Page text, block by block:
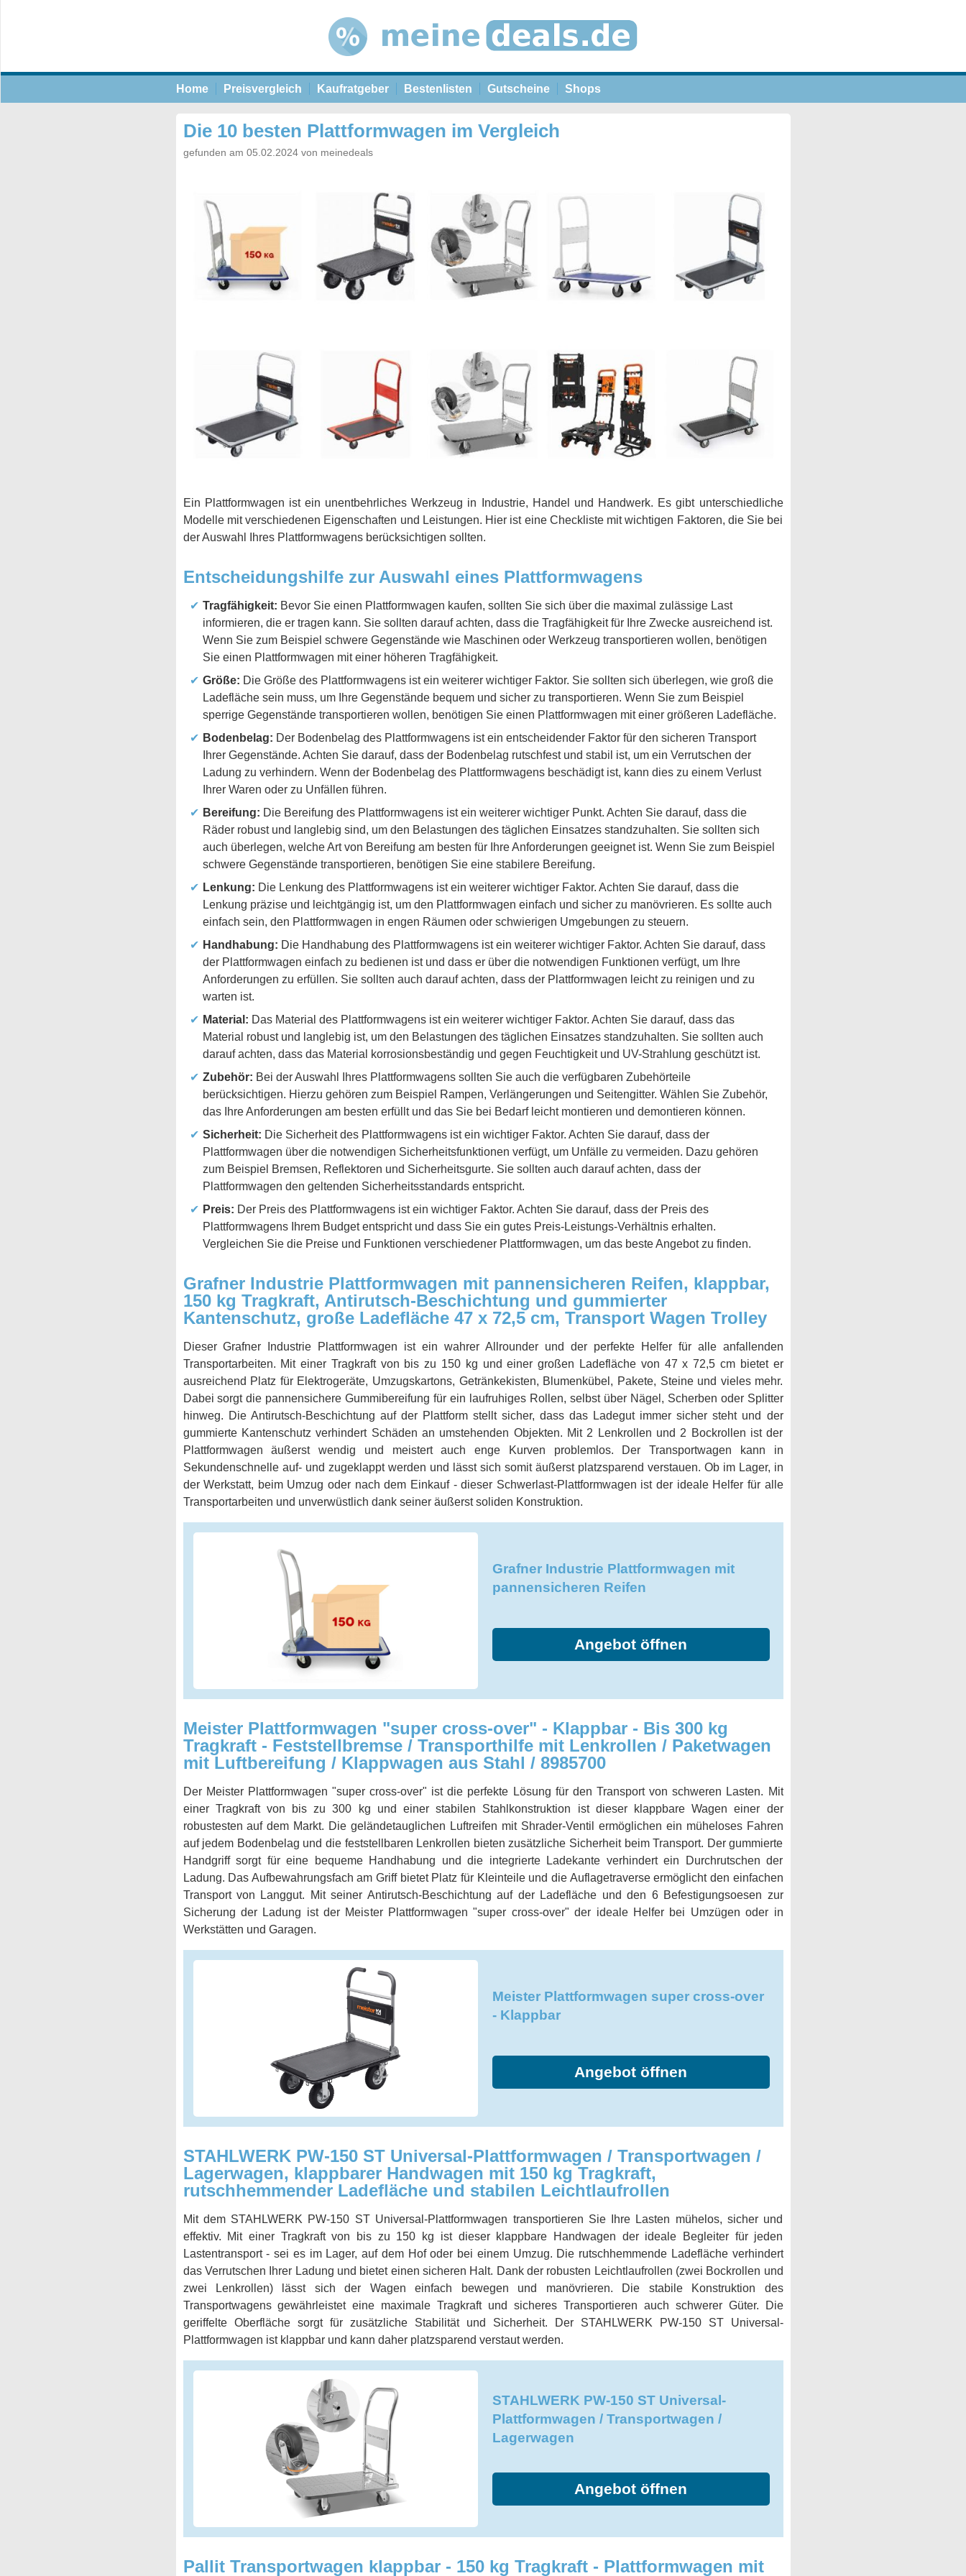
Home Preisvergleich Kaufratgeber Bestenlisten Gutscheine Shops
Die 10 besten Plattformwagen im Vergleich
gefunden am 05.02.2024 von meinedeals
Ein Plattformwagen ist ein unentbehrliches Werkzeug in Industrie, Handel und Handwerk. Es gibt unterschiedliche
Modelle mit verschiedenen Eigenschaften und Leistungen. Hier ist eine Checkliste mit wichtigen Faktoren, die Sie bei
der Auswahl Ihres Plattformwagens berücksichtigen sollten.
Entscheidungshilfe zur Auswahl eines Plattformwagens
Tragfähigkeit: Bevor Sie einen Plattformwagen kaufen, sollten Sie sich über die maximal zulässige Last
informieren, die er tragen kann. Sie sollten darauf achten, dass die Tragfähigkeit für Ihre Zwecke ausreichend ist.
Wenn Sie zum Beispiel schwere Gegenstände wie Maschinen oder Werkzeug transportieren wollen, benötigen
Sie einen Plattformwagen mit einer höheren Tragfähigkeit.
Größe: Die Größe des Plattformwagens ist ein weiterer wichtiger Faktor. Sie sollten sich überlegen, wie groß die
Ladefläche sein muss, um Ihre Gegenstände bequem und sicher zu transportieren. Wenn Sie zum Beispiel
sperrige Gegenstände transportieren wollen, benötigen Sie einen Plattformwagen mit einer größeren Ladefläche.
Bodenbelag: Der Bodenbelag des Plattformwagens ist ein entscheidender Faktor für den sicheren Transport
Ihrer Gegenstände. Achten Sie darauf, dass der Bodenbelag rutschfest und stabil ist, um ein Verrutschen der
Ladung zu verhindern. Wenn der Bodenbelag des Plattformwagens beschädigt ist, kann dies zu einem Verlust
Ihrer Waren oder zu Unfällen führen.
Bereifung: Die Bereifung des Plattformwagens ist ein weiterer wichtiger Punkt. Achten Sie darauf, dass die
Räder robust und langlebig sind, um den Belastungen des täglichen Einsatzes standzuhalten. Sie sollten sich
auch überlegen, welche Art von Bereifung am besten für Ihre Anforderungen geeignet ist. Wenn Sie zum Beispiel
schwere Gegenstände transportieren, benötigen Sie eine stabilere Bereifung.
Lenkung: Die Lenkung des Plattformwagens ist ein weiterer wichtiger Faktor. Achten Sie darauf, dass die
Lenkung präzise und leichtgängig ist, um den Plattformwagen einfach und sicher zu manövrieren. Es sollte auch
einfach sein, den Plattformwagen in engen Räumen oder schwierigen Umgebungen zu steuern.
Handhabung: Die Handhabung des Plattformwagens ist ein weiterer wichtiger Faktor. Achten Sie darauf, dass
der Plattformwagen einfach zu bedienen ist und dass er über die notwendigen Funktionen verfügt, um Ihre
Anforderungen zu erfüllen. Sie sollten auch darauf achten, dass der Plattformwagen leicht zu reinigen und zu
warten ist.
Material: Das Material des Plattformwagens ist ein weiterer wichtiger Faktor. Achten Sie darauf, dass das
Material robust und langlebig ist, um den Belastungen des täglichen Einsatzes standzuhalten. Sie sollten auch
darauf achten, dass das Material korrosionsbeständig und gegen Feuchtigkeit und UV-Strahlung geschützt ist.
Zubehör: Bei der Auswahl Ihres Plattformwagens sollten Sie auch die verfügbaren Zubehörteile
berücksichtigen. Hierzu gehören zum Beispiel Rampen, Verlängerungen und Seitengitter. Wählen Sie Zubehör,
das Ihre Anforderungen am besten erfüllt und das Sie bei Bedarf leicht montieren und demontieren können.
Sicherheit: Die Sicherheit des Plattformwagens ist ein wichtiger Faktor. Achten Sie darauf, dass der
Plattformwagen über die notwendigen Sicherheitsfunktionen verfügt, um Unfälle zu vermeiden. Dazu gehören
zum Beispiel Bremsen, Reflektoren und Sicherheitsgurte. Sie sollten auch darauf achten, dass der
Plattformwagen den geltenden Sicherheitsstandards entspricht.
Preis: Der Preis des Plattformwagens ist ein wichtiger Faktor. Achten Sie darauf, dass der Preis des
Plattformwagens Ihrem Budget entspricht und dass Sie ein gutes Preis-Leistungs-Verhältnis erhalten.
Vergleichen Sie die Preise und Funktionen verschiedener Plattformwagen, um das beste Angebot zu finden.
Grafner Industrie Plattformwagen mit pannensicheren Reifen, klappbar,
150 kg Tragkraft, Antirutsch-Beschichtung und gummierter
Kantenschutz, große Ladefläche 47 x 72,5 cm, Transport Wagen Trolley
Dieser Grafner Industrie Plattformwagen ist ein wahrer Allrounder und der perfekte Helfer für alle anfallenden
Transportarbeiten. Mit einer Tragkraft von bis zu 150 kg und einer großen Ladefläche von 47 x 72,5 cm bietet er
ausreichend Platz für Elektrogeräte, Umzugskartons, Getränkekisten, Blumenkübel, Pakete, Steine und vieles mehr.
Dabei sorgt die pannensichere Gummibereifung für ein laufruhiges Rollen, selbst über Nägel, Scherben oder Splitter
hinweg. Die Antirutsch-Beschichtung auf der Plattform stellt sicher, dass das Ladegut immer sicher steht und der
gummierte Kantenschutz verhindert Schäden an umstehenden Objekten. Mit 2 Lenkrollen und 2 Bockrollen ist der
Plattformwagen äußerst wendig und meistert auch enge Kurven problemlos. Der Transportwagen kann in
Sekundenschnelle auf- und zugeklappt werden und lässt sich somit äußerst platzsparend verstauen. Ob im Lager, in
der Werkstatt, beim Umzug oder nach dem Einkauf - dieser Schwerlast-Plattformwagen ist der ideale Helfer für alle
Transportarbeiten und unverwüstlich dank seiner äußerst soliden Konstruktion.
Grafner Industrie Plattformwagen mit
pannensicheren Reifen
Angebot öffnen
Meister Plattformwagen "super cross-over" - Klappbar - Bis 300 kg
Tragkraft - Feststellbremse / Transporthilfe mit Lenkrollen / Paketwagen
mit Luftbereifung / Klappwagen aus Stahl / 8985700
Der Meister Plattformwagen "super cross-over" ist die perfekte Lösung für den Transport von schweren Lasten. Mit
einer Tragkraft von bis zu 300 kg und einer stabilen Stahlkonstruktion ist dieser klappbare Wagen einer der
robustesten auf dem Markt. Die geländetauglichen Luftreifen mit Shrader-Ventil ermöglichen ein müheloses Fahren
auf jedem Bodenbelag und die feststellbaren Lenkrollen bieten zusätzliche Sicherheit beim Transport. Der gummierte
Handgriff sorgt für eine bequeme Handhabung und die integrierte Ladekante verhindert ein Durchrutschen der
Ladung. Das Aufbewahrungsfach am Griff bietet Platz für Kleinteile und die Auflagetraverse ermöglicht den einfachen
Transport von Langgut. Mit seiner Antirutsch-Beschichtung auf der Ladefläche und den 6 Befestigungsoesen zur
Sicherung der Ladung ist der Meister Plattformwagen "super cross-over" der ideale Helfer bei Umzügen oder in
Werkstätten und Garagen.
Meister Plattformwagen super cross-over
- Klappbar
Angebot öffnen
STAHLWERK PW-150 ST Universal-Plattformwagen / Transportwagen /
Lagerwagen, klappbarer Handwagen mit 150 kg Tragkraft,
rutschhemmender Ladefläche und stabilen Leichtlaufrollen
Mit dem STAHLWERK PW-150 ST Universal-Plattformwagen transportieren Sie Ihre Lasten mühelos, sicher und
effektiv. Mit einer Tragkraft von bis zu 150 kg ist dieser klappbare Handwagen der ideale Begleiter für jeden
Lastentransport - sei es im Lager, auf dem Hof oder bei einem Umzug. Die rutschhemmende Ladefläche verhindert
das Verrutschen Ihrer Ladung und bietet einen sicheren Halt. Dank der robusten Leichtlaufrollen (zwei Bockrollen und
zwei Lenkrollen) lässt sich der Wagen einfach bewegen und manövrieren. Die stabile Konstruktion des
Transportwagens gewährleistet eine maximale Tragkraft und sicheres Transportieren auch schwerer Güter. Die
geriffelte Oberfläche sorgt für zusätzliche Stabilität und Sicherheit. Der STAHLWERK PW-150 ST Universal-
Plattformwagen ist klappbar und kann daher platzsparend verstaut werden.
STAHLWERK PW-150 ST Universal-
Plattformwagen / Transportwagen /
Lagerwagen
Angebot öffnen
Pallit Transportwagen klappbar - 150 kg Tragkraft - Plattformwagen mit